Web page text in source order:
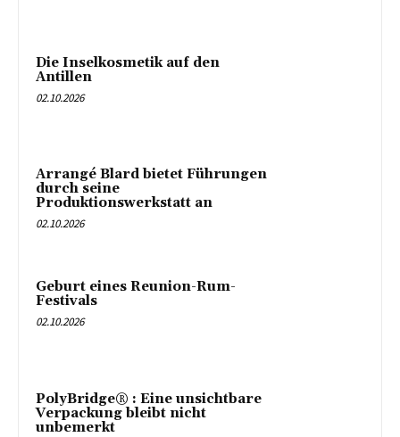
Die Inselkosmetik auf den
Antillen
02.10.2026
Arrangé Blard bietet Führungen
durch seine
Produktionswerkstatt an
02.10.2026
Geburt eines Reunion-Rum-
Festivals
02.10.2026
PolyBridge® : Eine unsichtbare
Verpackung bleibt nicht
unbemerkt